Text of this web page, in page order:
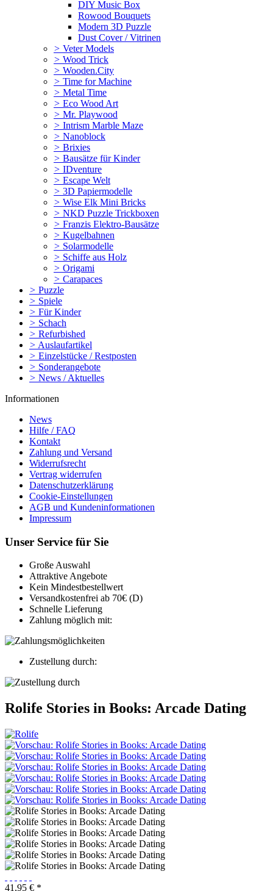
DIY Music Box
Rowood Bouquets
Modern 3D Puzzle
Dust Cover / Vitrinen
> Veter Models
> Wood Trick
> Wooden.City
> Time for Machine
> Metal Time
> Eco Wood Art
> Mr. Playwood
> Intrism Marble Maze
> Nanoblock
> Brixies
> Bausätze für Kinder
> IDventure
> Escape Welt
> 3D Papiermodelle
> Wise Elk Mini Bricks
> NKD Puzzle Trickboxen
> Franzis Elektro-Bausätze
> Kugelbahnen
> Solarmodelle
> Schiffe aus Holz
> Origami
> Carapaces
> Puzzle
> Spiele
> Für Kinder
> Schach
> Refurbished
> Auslaufartikel
> Einzelstücke / Restposten
> Sonderangebote
> News / Aktuelles
Informationen
News
Hilfe / FAQ
Kontakt
Zahlung und Versand
Widerrufsrecht
Vertrag widerrufen
Datenschutzerklärung
Cookie-Einstellungen
AGB und Kundeninformationen
Impressum
Unser Service für Sie
Große Auswahl
Attraktive Angebote
Kein Mindestbestellwert
Versandkostenfrei ab 70€ (D)
Schnelle Lieferung
Zahlung möglich mit:
Zustellung durch:
Rolife Stories in Books: Arcade Dating
41,95 € *